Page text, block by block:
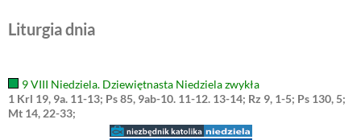
Liturgia dnia
9 VIII Niedziela. Dziewiętnasta Niedziela zwykła
1 Krl 19, 9a. 11-13; Ps 85, 9ab-10. 11-12. 13-14; Rz 9, 1-5; Ps 130, 5;
Mt 14, 22-33;